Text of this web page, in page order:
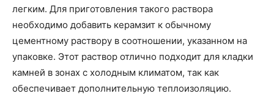
легким. Для приготовления такого раствора
необходимо добавить керамзит к обычному
цементному раствору в соотношении, указанном на
упаковке. Этот раствор отлично подходит для кладки
камней в зонах с холодным климатом, так как
обеспечивает дополнительную теплоизоляцию.